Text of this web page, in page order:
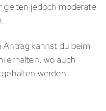
gelten jedoch moderate
kannst du beim
erhalten, wo auch
werden.